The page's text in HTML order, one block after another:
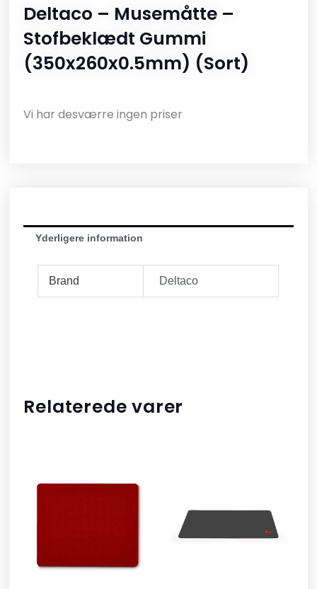
Deltaco – Musemåtte –
Stofbeklædt Gummi
(350x260x0.5mm) (Sort)
Vi har desværre ingen priser
Yderligere information
Brand Deltaco
Relaterede varer